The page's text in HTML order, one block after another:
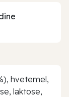
hvetemel,
laktose,